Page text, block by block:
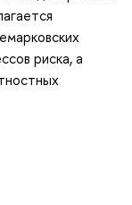
риска, а